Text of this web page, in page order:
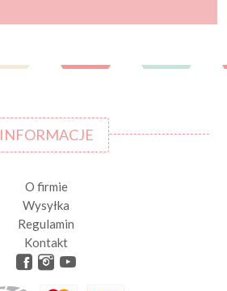
INFORMACJE
O firmie
Wysyłka
Regulamin
Kontakt